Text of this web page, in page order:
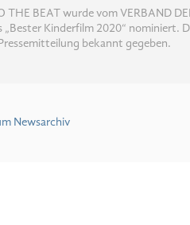
THE BEAT wurde vom VERBAND
„Bester Kinderfilm 2020“ nominiert.
bekannt gegeben.
Newsarchiv